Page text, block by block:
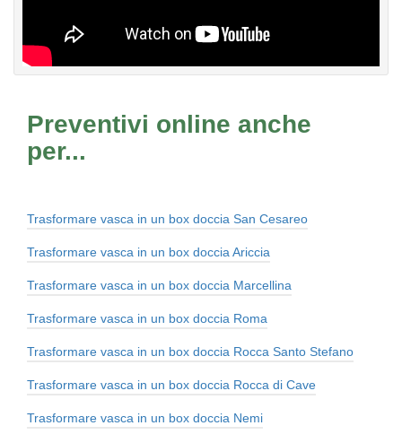
Preventivi online anche
per...
Trasformare vasca in un box doccia San Cesareo
Trasformare vasca in un box doccia Ariccia
Trasformare vasca in un box doccia Marcellina
Trasformare vasca in un box doccia Roma
Trasformare vasca in un box doccia Rocca Santo Stefano
Trasformare vasca in un box doccia Rocca di Cave
Trasformare vasca in un box doccia Nemi